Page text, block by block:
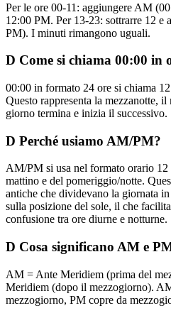
Per le ore 00-11: aggiungere AM
12:00 PM. Per 13-23: sottrarre 12
PM). I minuti rimangono uguali.
D Come si chiama 00:00 in
00:00 in formato 24 ore si chiama
Questo rappresenta la mezzanotte,
giorno termina e inizia il successivo.
D Perché usiamo AM/PM?
AM/PM si usa nel formato orario 12
mattino e del pomeriggio/notte.
antiche che dividevano la giornata
sulla posizione del sole, il che
confusione tra ore diurne e notturne.
D Cosa significano AM e
AM = Ante Meridiem (prima del
Meridiem (dopo il mezzogiorno).
mezzogiorno, PM copre da